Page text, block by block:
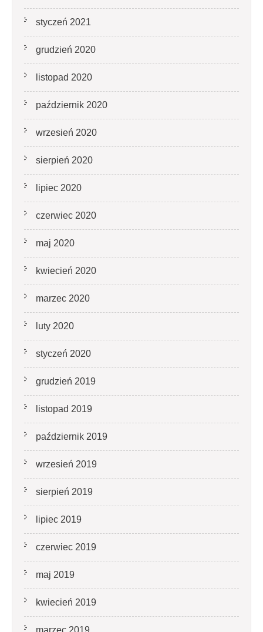
styczeń 2021
grudzień 2020
listopad 2020
październik 2020
wrzesień 2020
sierpień 2020
lipiec 2020
czerwiec 2020
maj 2020
kwiecień 2020
marzec 2020
luty 2020
styczeń 2020
grudzień 2019
listopad 2019
październik 2019
wrzesień 2019
sierpień 2019
lipiec 2019
czerwiec 2019
maj 2019
kwiecień 2019
marzec 2019